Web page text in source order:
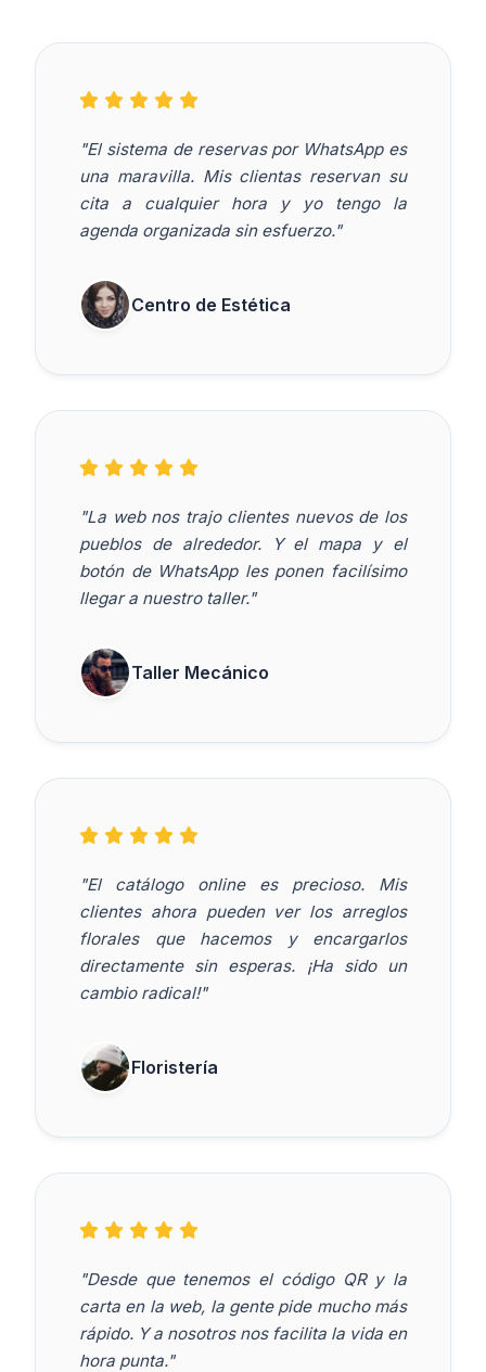
"El sistema de reservas por WhatsApp es
una maravilla. Mis clientas reservan su
cita a cualquier hora y yo tengo la
agenda organizada sin esfuerzo."
Centro de Estética
"La web nos trajo clientes nuevos de los
pueblos de alrededor. Y el mapa y el
botón de WhatsApp les ponen facilísimo
llegar a nuestro taller."
Taller Mecánico
"El catálogo online es precioso. Mis
clientes ahora pueden ver los arreglos
florales que hacemos y encargarlos
directamente sin esperas. ¡Ha sido un
cambio radical!"
Floristería
"Desde que tenemos el código QR y la
carta en la web, la gente pide mucho más
rápido. Y a nosotros nos facilita la vida en
hora punta."